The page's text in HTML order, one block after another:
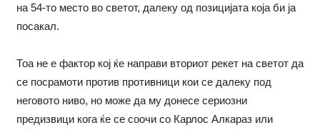
на 54-то место во светот, далеку од позицијата која би ја
посакал.
Тоа не е фактор кој ќе направи вториот рекет на светот да
се посрамоти против противници кои се далеку под
неговото ниво, но може да му донесе сериозни
предизвици кога ќе се соочи со Карлос Алкараз или